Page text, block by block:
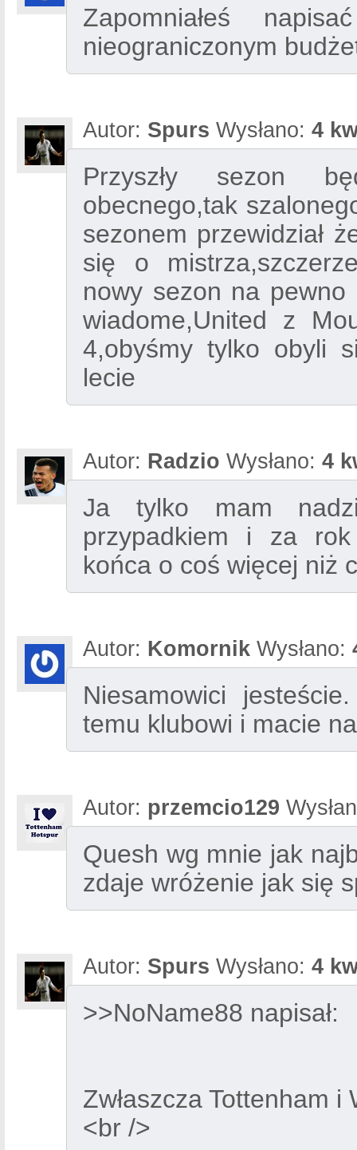
Zapomniałeś
nieograniczonym
Autor: Spurs Wysłano: 4
Przyszły sezon
obecnego,tak
sezonem przewidział
się o
nowy sezon na
wiadome,United z
4,obyśmy tylko obyli
lecie
Autor: Radzio Wysłano: 4
Ja tylko mam
przypadkiem i za
końca o coś więcej niż
Autor: Komornik Wysłano:
Niesamowici
temu klubowi i macie
Autor: przemcio129
Quesh wg mnie jak
zdaje wróżenie jak się
Autor: Spurs Wysłano: 4
>>NoName88 napisał:
Zwłaszcza Tottenham
<br />